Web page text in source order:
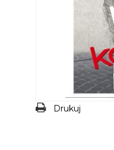
Drukuj